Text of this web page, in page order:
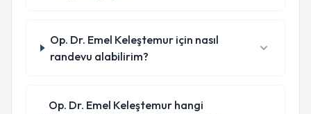
Op. Dr. Emel Keleştemur için nasıl
randevu alabilirim?
Op. Dr. Emel Keleştemur hangi